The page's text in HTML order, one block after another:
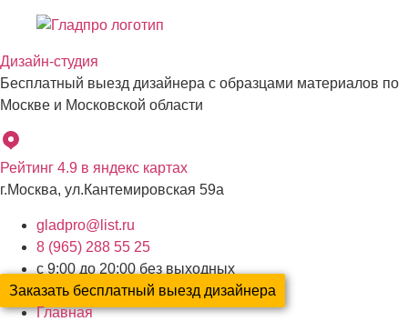
Перейти
содержимому
Дизайн-студия
Бесплатный выезд дизайнера с образцами материалов по
Москве и Московской области
Рейтинг 4.9 в яндекс картах
г.Москва, ул.Кантемировская 59а
gladpro@list.ru
8 (965) 288 55 25
с 9:00 до 20:00 без выходных
Заказать бесплатный выезд дизайнера
Главная